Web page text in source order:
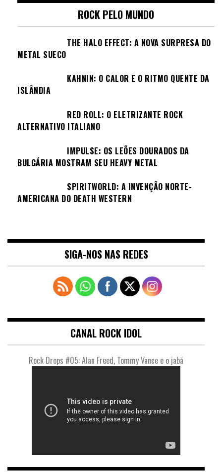
ROCK PELO MUNDO
THE HALO EFFECT: A NOVA SURPRESA DO
METAL SUECO
KAHNIN: O CALOR E O RITMO QUENTE DA
ISLÂNDIA
RED ROLL: O ELETRIZANTE ROCK
ALTERNATIVO ITALIANO
IMPULSE: OS LEÕES DOURADOS DA
BULGÁRIA MOSTRAM SEU HEAVY METAL
SPIRITWORLD: A INVENÇÃO NORTE-
AMERICANA DO DEATH WESTERN
SIGA-NOS NAS REDES
CANAL ROCK IDOL
Rock Drops #05: Alan Freed, Tommy Vance e o jabá